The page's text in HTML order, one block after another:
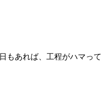
もあれば、工程がハマって